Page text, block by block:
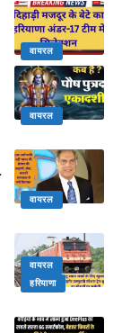
वायरल
वायरल
वायरल
वायरल
हरियाणा